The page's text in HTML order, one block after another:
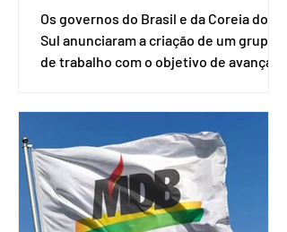
Os governos do Brasil e da Coreia do
Sul anunciaram a criação de um grupo
de trabalho com o objetivo de avançar
Uruguai, além de outros países
associados. “Decidimos criar um grupo
de trabalho que vai identificar
sensibilidades dos dois lados e evitar